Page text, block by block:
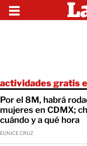
actividades gratis
Por el 8M, habrá
mujeres en CDMX;
cuándo y a qué hora
EUNICE CRUZ